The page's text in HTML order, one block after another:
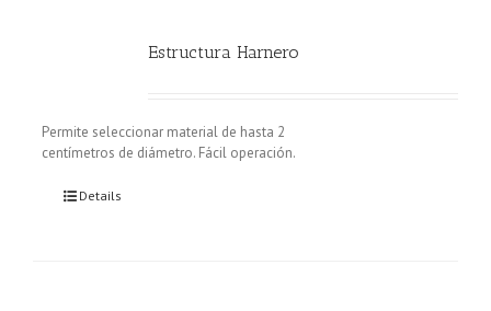
Estructura Harnero
Permite seleccionar material de hasta 2
centímetros de diámetro. Fácil operación.
Details